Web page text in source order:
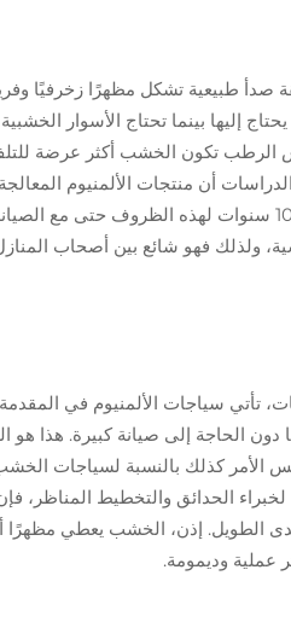
طبيعية تشكل مظهرًا زخرفيًا
إليها بينما تحتاج الأسوار
الرطب تكون الخشب أكثر عرضة
أن منتجات الألمنيوم
أطول من الخشب غير المعالج، والذي لديه عمر افتراضي يتراوح بين 5-10 سنوات لهذه
ولذلك فهو شائع بين أصحاب
تأتي سياجات الألمنيوم في المقدمة
المتوقع لسياجات الألمنيوم أن يتجاوز بسهولة 40 عامًا دون الحاجة إلى صيانة كبيرة.
الأمر كذلك بالنسبة لسياجات
وفقًا لخبراء الحدائق والتخطيط المناظر،
الطويل. إذن، الخشب يعطي مظهرًا
عملية وديمومة.